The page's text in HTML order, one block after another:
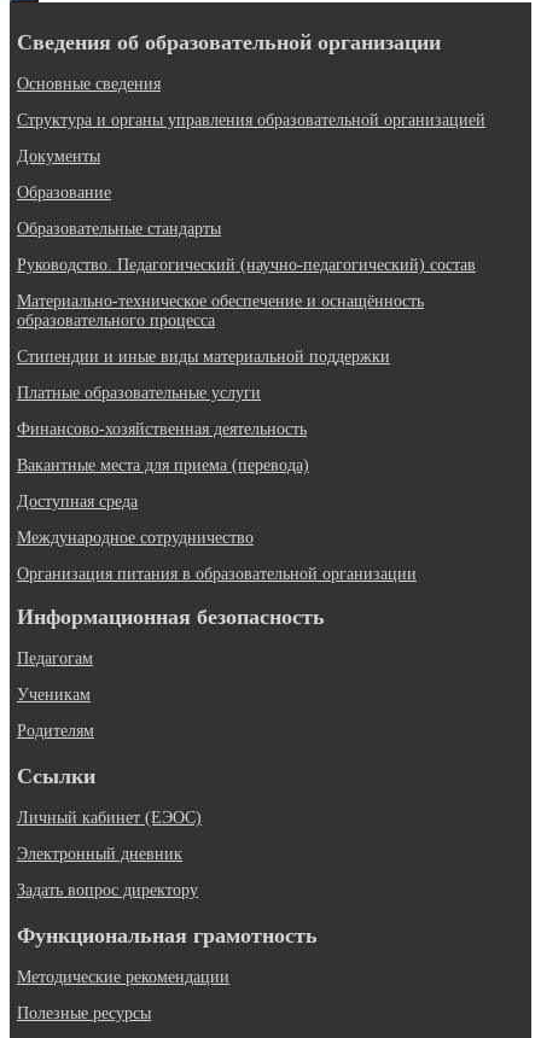
Сведения об образовательной организации
Основные сведения
Структура и органы управления образовательной организацией
Документы
Образование
Образовательные стандарты
Руководство. Педагогический (научно-педагогический) состав
Материально-техническое обеспечение и оснащённость
образовательного процесса
Стипендии и иные виды материальной поддержки
Платные образовательные услуги
Финансово-хозяйственная деятельность
Вакантные места для приема (перевода)
Доступная среда
Международное сотрудничество
Организация питания в образовательной организации
Информационная безопасность
Педагогам
Ученикам
Родителям
Ссылки
Личный кабинет (ЕЭОС)
Электронный дневник
Задать вопрос директору
Функциональная грамотность
Методические рекомендации
Полезные ресурсы